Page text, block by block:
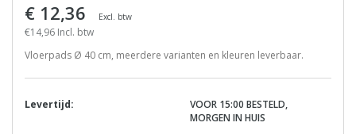
€ 12,36 Excl. btw
€14,96 Incl. btw
Vloerpads Ø 40 cm, meerdere varianten en kleuren leverbaar.
Levertijd:
VOOR 15:00 BESTELD,
MORGEN IN HUIS